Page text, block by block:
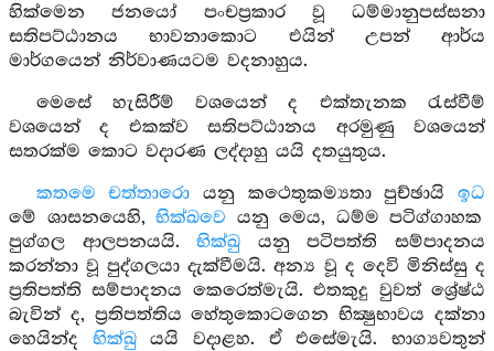
හික්මෙන ජනයෝ පංචප්‍රකාර වූ ධම්මානුපස්සනා
සතිපට්ඨානය භාවනාකොට එයින් උපන් ආර්ය
මාර්ගයෙන් නිර්වාණයටම වදනාහුය.
මෙසේ හැසිරීම් වශයෙන් ද එක්තැනක රැස්වීම්
වශයෙන් ද එකක්ව සතිපට්ඨානය අරමුණු වශයෙන්
සතරක්ම කොට වදාරණ ලද්දාහු යයි දතයුතුය.
කතමෙ චත්තාරො යනු කථෙතුකම්‍යතා පුච්ඡායිඉධ
මේ ශාසනයෙහි,භික්ඛවෙ යනු මෙය, ධම්ම පටිග්ගාහක
පුග්ගල ආලපනයයි.භික්ඛු යනු පටිපත්ති සම්පාදනය
කරන්නා වූ පුද්ගලයා දැක්වීමයි. අන්‍ය වූ ද දෙවි මිනිස්සු ද
ප්‍රතිපත්ති සම්පාදනය කෙරෙත්මැයි. එතකුදු වුවත් ශ්‍රේෂ්ඨ
බැවින් ද, ප්‍රතිපත්තිය හේතුකොටගෙන භික්‍ෂුභාවය දක්නා
හෙයින්ද භික්ඛුයයි වදාළහ. ඒ එසේමැයි. භාග්‍යවතුන්